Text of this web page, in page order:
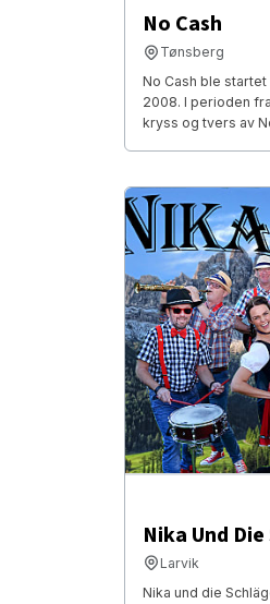
No Cash
Tønsberg
No Cash ble
2008. I perioden
kryss og tvers av
Nika Und
Larvik
Nika und die